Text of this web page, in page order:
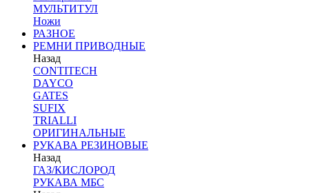
МУЛЬТИТУЛ
Ножи
РАЗНОЕ
РЕМНИ ПРИВОДНЫЕ
Назад
CONTITECH
DAYCO
GATES
SUFIX
TRIALLI
ОРИГИНАЛЬНЫЕ
РУКАВА РЕЗИНОВЫЕ
Назад
ГАЗ/КИСЛОРОД
РУКАВА МБС